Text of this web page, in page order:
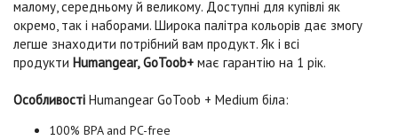
малому, середньому й великому. Доступні для купівлі як
окремо, так і наборами. Широка палітра кольорів дає змогу
легше знаходити потрібний вам продукт. Як і всі
продукти Humangear, GoToob+ має гарантію на 1 рік.
Особливості Humangear GoToob + Medium біла:
100% BPA and PC-free